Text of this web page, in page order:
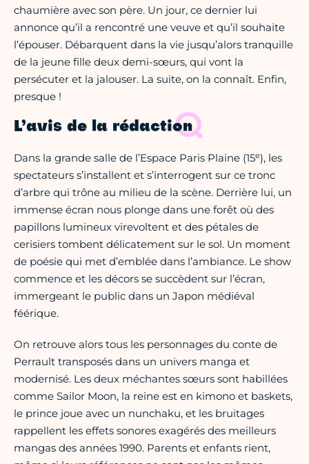
chaumière avec son père. Un jour, ce dernier lui
annonce qu’il a rencontré une veuve et qu’il souhaite
l’épouser. Débarquent dans la vie jusqu’alors tranquille
de la jeune fille deux demi-sœurs, qui vont la
persécuter et la jalouser. La suite, on la connaît. Enfin,
presque !
L’avis de la rédaction
Dans la grande salle de l’Espace Paris Plaine (15e), les
spectateurs s’installent et s’interrogent sur ce tronc
d’arbre qui trône au milieu de la scène. Derrière lui, un
immense écran nous plonge dans une forêt où des
papillons lumineux virevoltent et des pétales de
cerisiers tombent délicatement sur le sol. Un moment
de poésie qui met d’emblée dans l’ambiance. Le show
commence et les décors se succèdent sur l’écran,
immergeant le public dans un Japon médiéval
féérique.
On retrouve alors tous les personnages du conte de
Perrault transposés dans un univers manga et
modernisé. Les deux méchantes sœurs sont habillées
comme Sailor Moon, la reine est en kimono et baskets,
le prince joue avec un nunchaku, et les bruitages
rappellent les effets sonores exagérés des meilleurs
mangas des années 1990. Parents et enfants rient,